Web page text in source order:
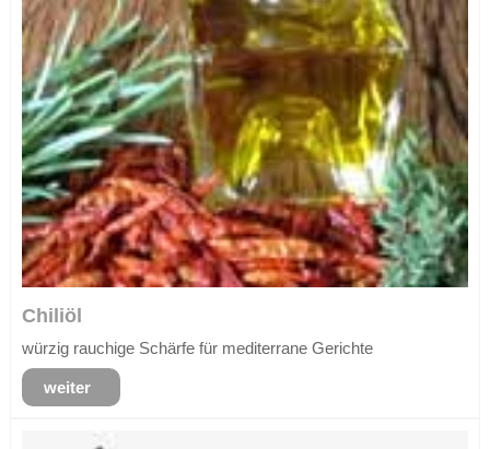
Chiliöl
würzig rauchige Schärfe für mediterrane Gerichte
weiter